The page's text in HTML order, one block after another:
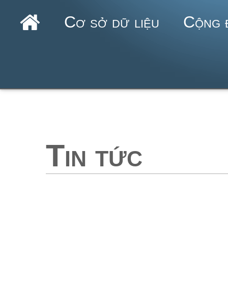
Cơ sở dữ liệu Cộng
Tin tức